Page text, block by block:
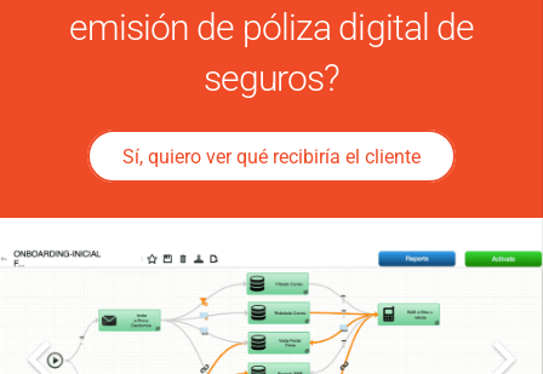
emisión de póliza digital de
seguros?
Sí, quiero ver qué recibiría el cliente